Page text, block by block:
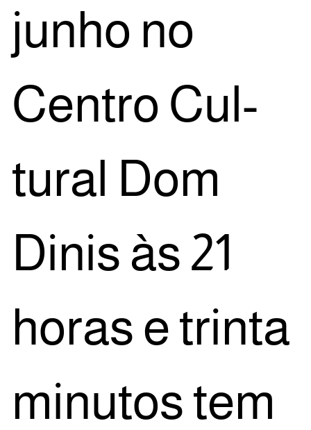
junho no
Cen­tro Cul­
tu­ral Dom
Dinis às 21
horas e trin­ta
minu­tos tem